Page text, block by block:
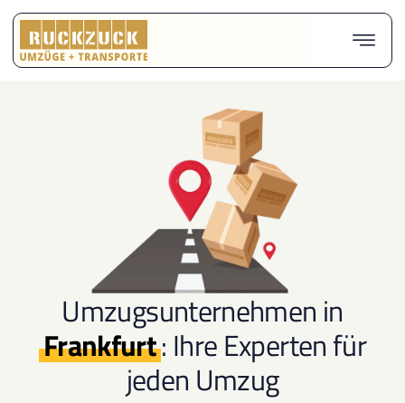
Umzugsunternehmen in
Frankfurt: Ihre Experten für
jeden Umzug